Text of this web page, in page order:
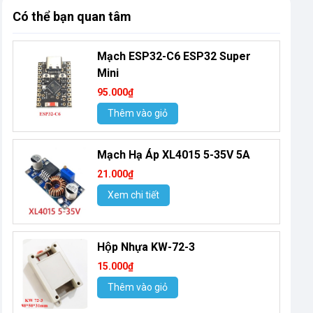
Có thể bạn quan tâm
Mạch ESP32-C6 ESP32 Super
Mini
95.000₫
Thêm vào giỏ
Mạch Hạ Áp XL4015 5-35V 5A
21.000₫
Xem chi tiết
Hộp Nhựa KW-72-3
15.000₫
Thêm vào giỏ